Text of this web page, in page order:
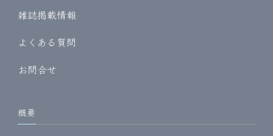
雑誌掲載情報
よくある質問
お問合せ
概要